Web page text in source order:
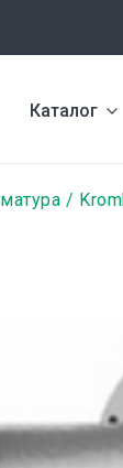
Каталог